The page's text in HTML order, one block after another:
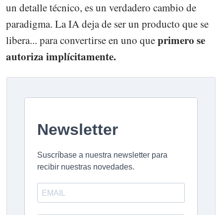
un detalle técnico, es un verdadero cambio de
paradigma. La IA deja de ser un producto que se
libera... para convertirse en uno queprimero se
autoriza implícitamente.